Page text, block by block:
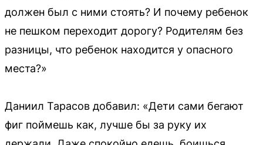
должен был с ними стоять? И почему ребенок
не пешком переходит дорогу? Родителям без
разницы, что ребенок находится у опасного
места?»
Даниил Тарасов добавил: «Дети сами бегают
фиг поймешь как, лучше бы за руку их